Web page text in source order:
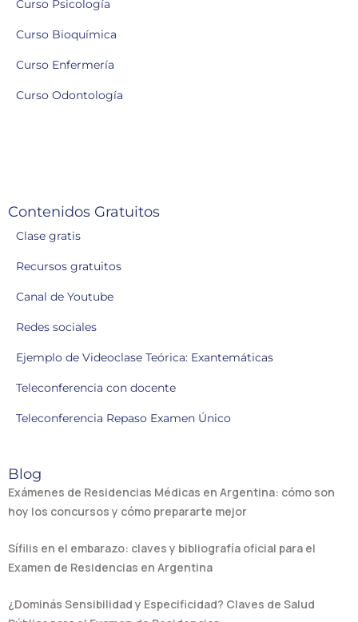
Curso Psicología
Curso Bioquímica
Curso Enfermería
Curso Odontología
Contenidos Gratuitos
Clase gratis
Recursos gratuitos
Canal de Youtube
Redes sociales
Ejemplo de Videoclase Teórica: Exantemáticas
Teleconferencia con docente
Teleconferencia Repaso Examen Único
Blog
Exámenes de Residencias Médicas en Argentina: cómo son
hoy los concursos y cómo prepararte mejor
Sífilis en el embarazo: claves y bibliografía oficial para el
Examen de Residencias en Argentina
¿Dominás Sensibilidad y Especificidad? Claves de Salud